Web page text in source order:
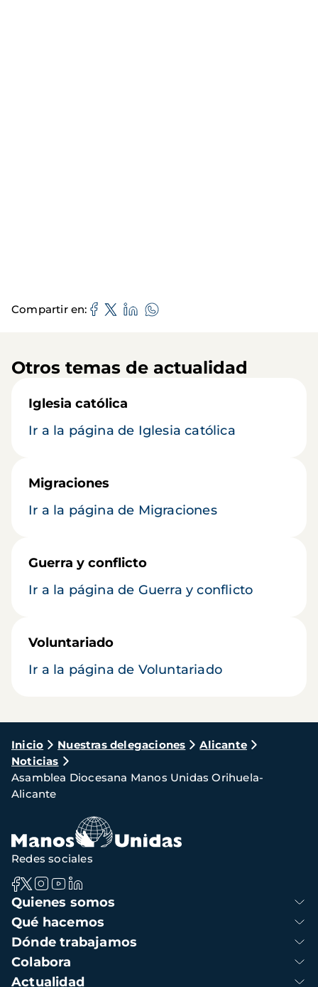
Compartir en
Otros temas de actualidad
Iglesia católica
Ir a la página de Iglesia católica
Migraciones
Ir a la página de Migraciones
Guerra y conflicto
Ir a la página de Guerra y conflicto
Voluntariado
Ir a la página de Voluntariado
Ruta
de
navegación
Inicio Nuestras delegaciones
Alicante
Noticias
Asamblea Diocesana Manos Unidas Orihuela-
Alicante
Navegación
principal
Quienes somos
Qué hacemos
Dónde trabajamos
Colabora
Actualidad
Redes sociales